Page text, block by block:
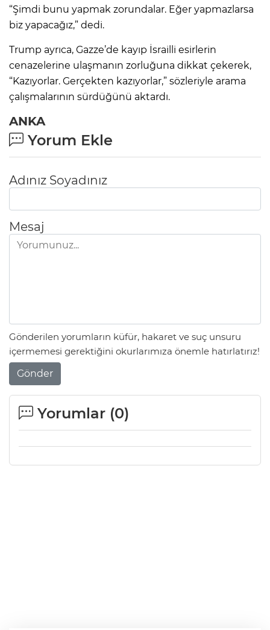
“Şimdi bunu yapmak zorundalar. Eğer yapmazlarsa
biz yapacağız,” dedi.
Trump ayrıca, Gazze’de kayıp İsrailli esirlerin
cenazelerine ulaşmanın zorluğuna dikkat çekerek,
“Kazıyorlar. Gerçekten kazıyorlar,” sözleriyle arama
çal ışmalarının sürdüğünü aktardı.
ANKA
Yorum Ekle
Adınız Soyadınız
Mesaj
Gönderilen yorumların küfür, hakaret ve suç unsuru
içermemesi gerektiğini okurlarımıza önemle hatırlatırız!
Gönder
Yorumlar (0)